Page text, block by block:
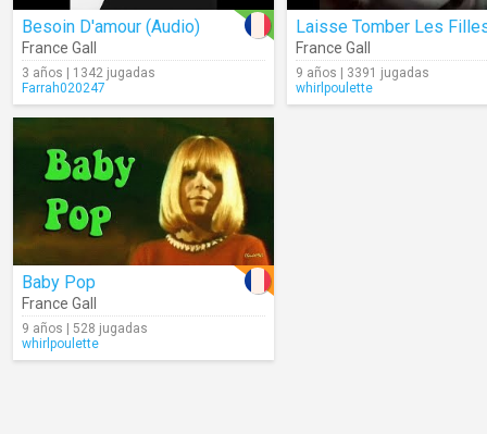
Besoin D'amour (Audio)
France Gall
3 años | 1342 jugadas
Farrah020247
Laisse Tomber Les
France Gall
9 años | 3391 jugadas
whirlpoulette
Baby Pop
France Gall
9 años | 528 jugadas
whirlpoulette